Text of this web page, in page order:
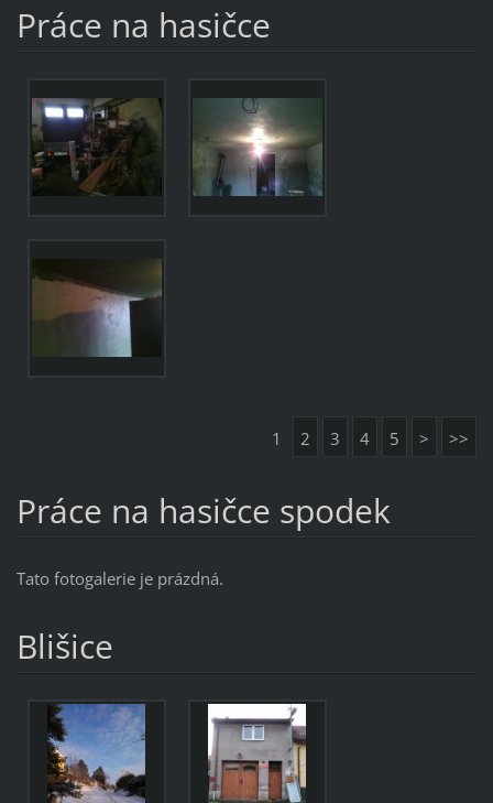
Práce na hasičce
1 2 3 4 5 > >>
Práce na hasičce spodek
Tato fotogalerie je prázdná.
Blišice